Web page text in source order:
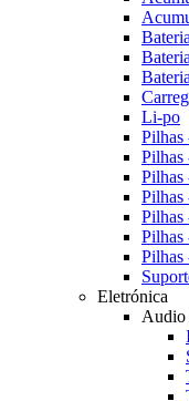
Li-po
Pilhas
Pilhas
Pilhas
Pilhas
Pilhas
Eletrónica